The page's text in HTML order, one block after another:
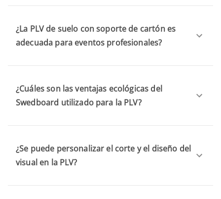
¿La PLV de suelo con soporte de cartón es
adecuada para eventos profesionales?
¿Cuáles son las ventajas ecológicas del
Swedboard utilizado para la PLV?
¿Se puede personalizar el corte y el diseño del
visual en la PLV?